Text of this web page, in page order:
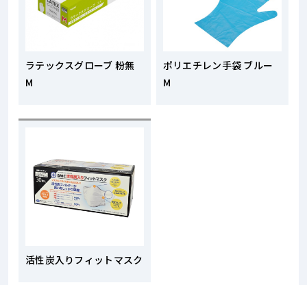
ラテックスグローブ 粉無
M
ポリエチレン手袋 ブルー
M
活性炭入りフィットマスク